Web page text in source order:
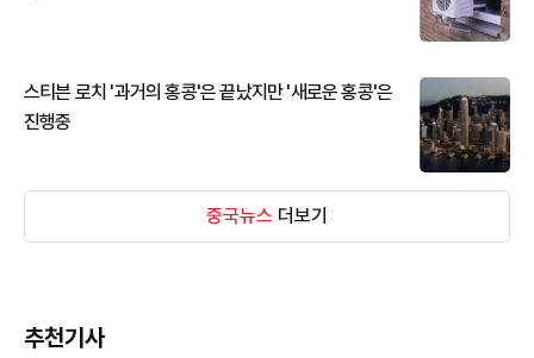
스티븐 로치 '과거의 홍콩'은 끝났지만 '새로운 홍콩'은
진행중
중국뉴스 더보기
추천기사